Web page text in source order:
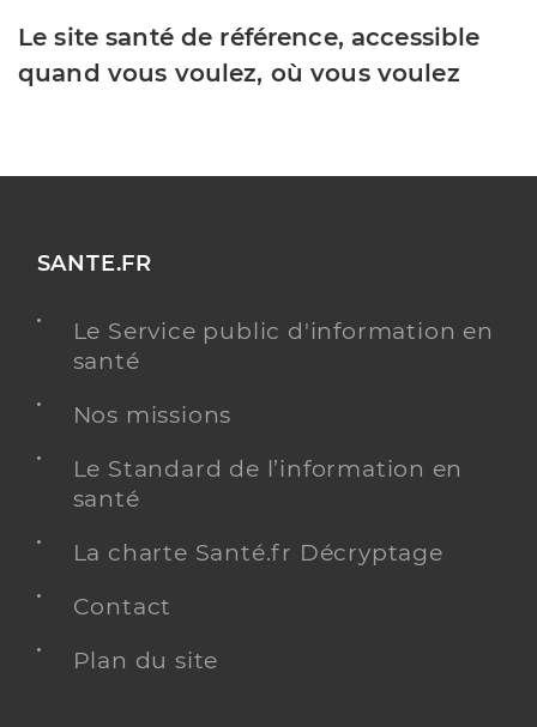
Le site santé de référence, accessible
quand vous voulez, où vous voulez
SANTE.FR
Le Service public d'information en
santé
Nos missions
Le Standard de l’information en
santé
La charte Santé.fr Décryptage
Contact
Plan du site